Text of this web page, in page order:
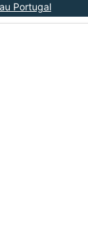
Portugal